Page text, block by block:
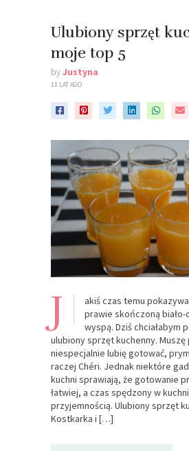
Ulubiony sprzęt
moje top 5
byJustyna
11 LAT AGO
J
akiś czas temu
prawie skończoną biało-
wyspą. Dziś chciałabym
ulubiony sprzęt kuchenny. Muszę
niespecjalnie lubię gotować,
raczej Chéri. Jednak niektóre
kuchni sprawiają, że gotowanie
łatwiej, a czas spędzony w
przyjemnością. Ulubiony sprzęt
Kostkarka i […]